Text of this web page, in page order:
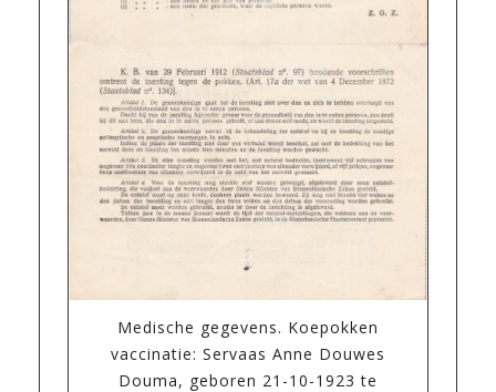
Medische gegevens. Koepokken
vaccinatie: Servaas Anne Douwes
Douma, geboren 21-10-1923 te